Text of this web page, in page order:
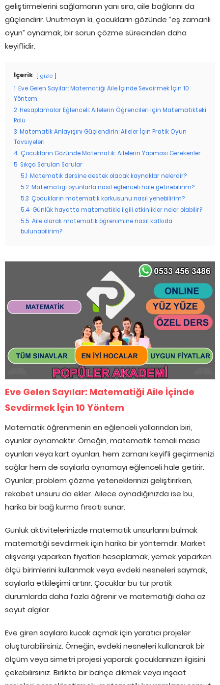
geliştirmelerini sağlamanın yanı sıra, aile bağlarını da
güçlendirir. Unutmayın ki, çocukların gözünde “eş zamanlı
oyun” oynamak, bir sorun çözme sürecinden daha
keyiflidir.
İçerik gizle
1 Eve Gelen Sayılar: Matematiği Aile İçinde Sevdirmek İçin 10
Yöntem
2 Hesaplamalar Eğlenceli: Ailelerin Öğrencileri İçin Matematikteki
Rolü
3 Matematik Anlayışını Güçlendirin: Aileler İçin Pratik Oyun
Tavsiyeleri
4 Çocukların Gözünde Matematik: Ailelerin Yapması Gerekenler
5 Sıkça Sorulan Sorular
5.1 Matematik dersine destek olacak kaynaklar nelerdir?
5.2 Matematiği oyunlarla nasıl eğlenceli hale getirebilirim?
5.3 Çocukların matematik korkusunu nasıl yenebilirim?
5.4 Günlük hayatta matematikle ilgili etkinlikler neler olabilir?
5.5 Aile olarak matematik öğrenimine nasıl katkıda
bulunabilirim?
Eve Gelen Sayılar: Matematiği Aile İçinde
Sevdirmek İçin 10 Yöntem
Matematik öğrenmenin en eğlenceli yollarından biri,
oyunlar oynamaktır. Örneğin, matematik temalı masa
oyunları veya kart oyunları, hem zamanı keyifli geçirmenizi
sağlar hem de sayılarla oynamayı eğlenceli hale getirir.
Oyunlar, problem çözme yeteneklerinizi geliştirirken,
rekabet unsuru da ekler. Ailece oynadığınızda ise bu,
harika bir bağ kurma fırsatı sunar.
Günlük aktivitelerinizde matematik unsurlarını bulmak
matematiği sevdirmek için harika bir yöntemdir. Market
alışverişi yaparken fiyatları hesaplamak, yemek yaparken
ölçü birimlerini kullanmak veya evdeki nesneleri saymak,
sayılarla etkileşimi artırır. Çocuklar bu tür pratik
durumlarda daha fazla öğrenir ve matematiği daha az
soyut algılar.
Eve giren sayılara kucak açmak için yaratıcı projeler
oluşturabilirsiniz. Örneğin, evdeki nesneleri kullanarak bir
ölçüm veya simetri projesi yaparak çocuklarınızın ilgisini
çekebilirsiniz. Birlikte bir bahçe dikmek veya inşaat